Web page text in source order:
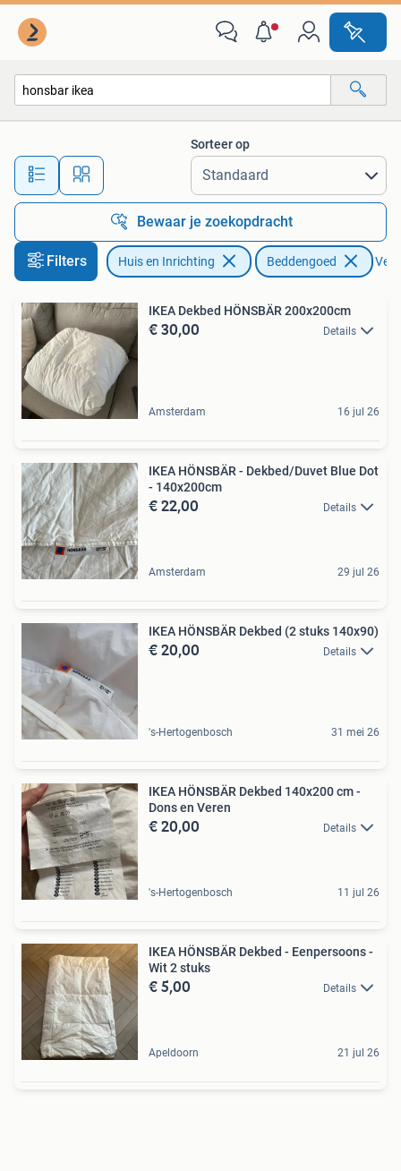
Alle afstanden…
Sorteer op
Bewaar je zoekopdracht
Filters Huis en Inrichting Beddengoed
IKEA Dekbed HÖNSBÄR 200x200cm
€ 30,00 Details
Amsterdam 16 jul 26
IKEA HÖNSBÄR - Dekbed/Duvet Blue Dot
- 140x200cm
€ 22,00 Details
Amsterdam 29 jul 26
IKEA HÖNSBÄR Dekbed (2 stuks 140x90)
€ 20,00 Details
's-Hertogenbosch 31 mei 26
IKEA HÖNSBÄR Dekbed 140x200 cm -
Dons en Veren
€ 20,00 Details
's-Hertogenbosch 11 jul 26
IKEA HÖNSBÄR Dekbed - Eenpersoons -
Wit 2 stuks
€ 5,00 Details
Apeldoorn 21 jul 26